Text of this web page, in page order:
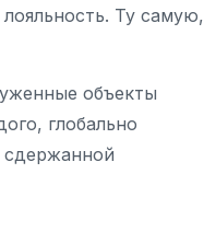
Ту самую,
объекты
глобально
сдержанной